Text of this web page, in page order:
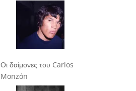
Οι δαίμονες του Carlos
Monzón